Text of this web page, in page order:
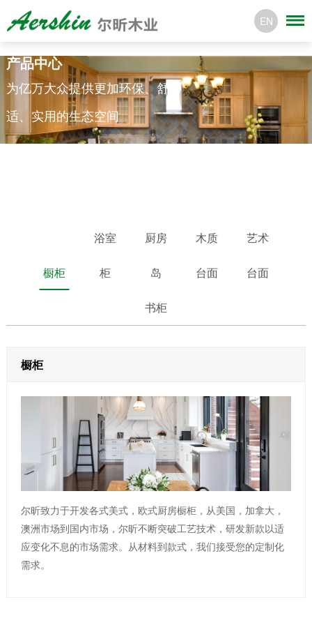
EN
产品中心
为亿万大众提供更加环保、舒
适、实用的生态空间
橱柜
浴室
柜
厨房
岛
木质
台面
艺术
台面
书柜
橱柜
尔昕致力于开发各式美式，欧式厨房橱柜，从美国，加拿大，
澳洲市场到国内市场，尔昕不断突破工艺技术，研发新款以适
应变化不息的市场需求。从材料到款式，我们接受您的定制化
需求。